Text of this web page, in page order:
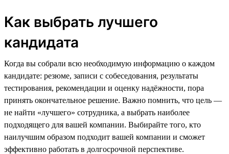
Как выбрать лучшего
кандидата
Когда вы собрали всю необходимую информацию о каждом
кандидате: резюме, записи с собеседования, результаты
тестирования, рекомендации и оценку надёжности, пора
принять окончательное решение. Важно помнить, что цель —
не найти «лучшего» сотрудника, а выбрать наиболее
подходящего для вашей компании. Выбирайте того, кто
наилучшим образом подходит вашей компании и сможет
эффективно работать в долгосрочной перспективе.